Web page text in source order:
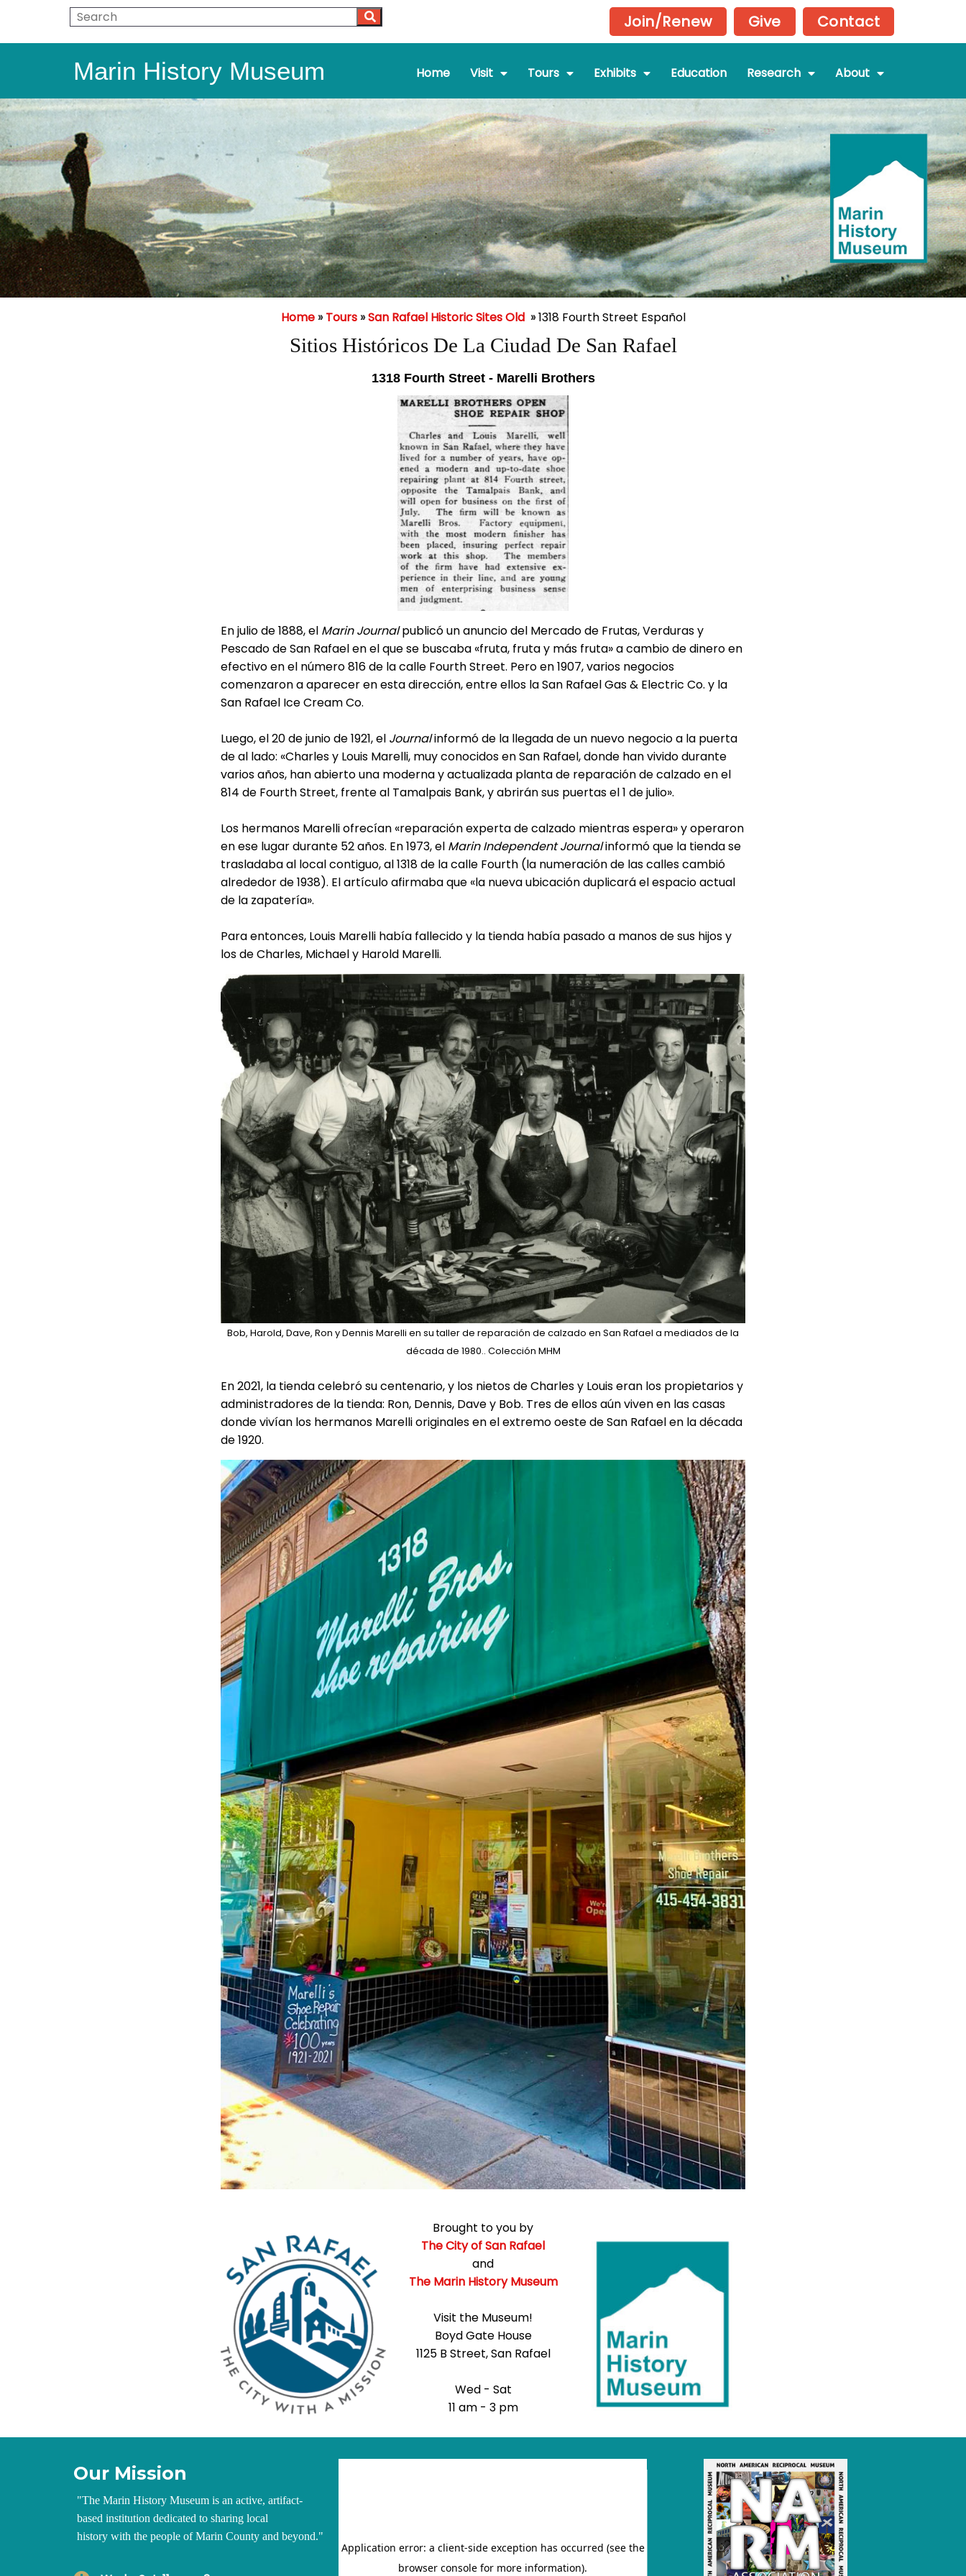
Join/Renew Give Contact
Marin History Museum Home Visit Tours Exhibits Education Research About
Home»Tours»San Rafael Historic Sites Old »1318 Fourth Street Español
Sitios Históricos De La Ciudad De San Rafael
1318 Fourth Street - Marelli Brothers
En julio de 1888, el Marin Journalpublicó un anuncio del Mercado de Frutas, Verduras y
Pescado de San Rafael en el que se buscaba «fruta, fruta y más fruta» a cambio de dinero en
efectivo en el número 816 de la calle Fourth Street. Pero en 1907, varios negocios
comenzaron a aparecer en esta dirección, entre ellos la San Rafael Gas & Electric Co. y la
San Rafael Ice Cream Co.
Luego, el 20 de junio de 1921, el Journalinformó de la llegada de un nuevo negocio a la puerta
de al lado: «Charles y Louis Marelli, muy conocidos en San Rafael, donde han vivido durante
varios años, han abierto una moderna y actualizada planta de reparación de calzado en el
814 de Fourth Street, frente al Tamalpais Bank, y abrirán sus puertas el 1 de julio».
Los hermanos Marelli ofrecían «reparación experta de calzado mientras espera» y operaron
en ese lugar durante 52 años. En 1973, el Marin Independent Journalinformó que la tienda se
trasladaba al local contiguo, al 1318 de la calle Fourth (la numeración de las calles cambió
alrededor de 1938). El artículo afirmaba que «la nueva ubicación duplicará el espacio actual
de la zapatería».
Para entonces, Louis Marelli había fallecido y la tienda había pasado a manos de sus hijos y
los de Charles, Michael y Harold Marelli.
Bob, Harold, Dave, Ron y Dennis Marelli en su taller de reparación de calzado en San Rafael a mediados de la
década de 1980.. Colección MHM
En 2021, la tienda celebró su centenario, y los nietos de Charles y Louis eran los propietarios y
administradores de la tienda: Ron, Dennis, Dave y Bob. Tres de ellos aún viven en las casas
donde vivían los hermanos Marelli originales en el extremo oeste de San Rafael en la década
de 1920.
Brought to you by
The City of San Rafael
and
The Marin History Museum
Visit the Museum!
Boyd Gate House
1125 B Street, San Rafael
Wed - Sat
11 am - 3 pm
Our Mission
"The Marin History Museum is an active, artifact-
based institution dedicated to sharing local
history with the people of Marin County and beyond."